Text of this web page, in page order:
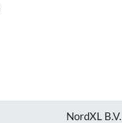
NordXL B.V.